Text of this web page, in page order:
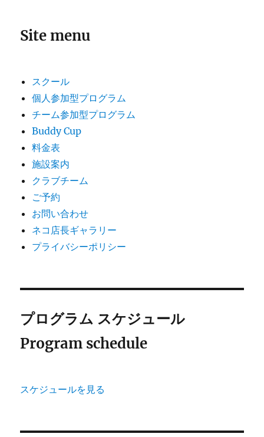
Site menu
スクール
個人参加型プログラム
チーム参加型プログラム
Buddy Cup
料金表
施設案内
クラブチーム
ご予約
お問い合わせ
ネコ店長ギャラリー
プライバシーポリシー
プログラム スケジュール
Program schedule
スケジュールを見る